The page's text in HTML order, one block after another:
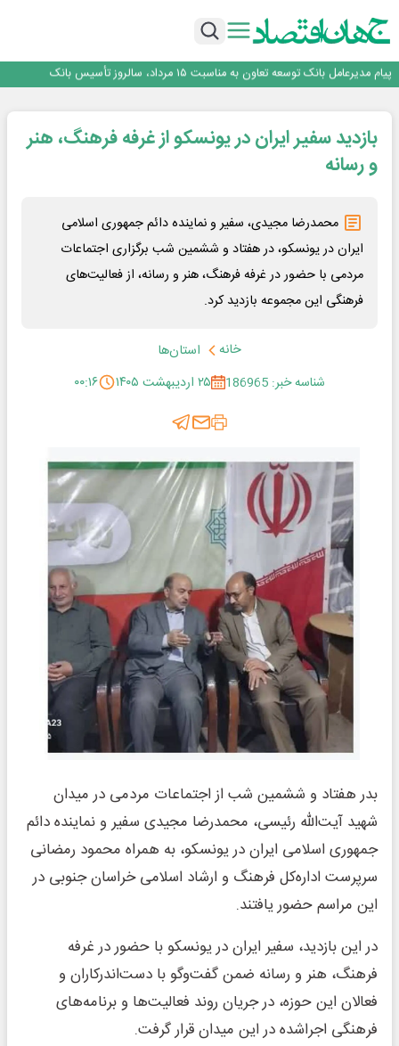
مشتریان
بانک مهر ایران بیش از ۷۰ میلیارد تومان به برنامه‌های مسئولیت اجتماعی اختصاص
پیام مدیرعامل بانک توسعه تعاون به مناسبت ۱۵ مرداد، سالروز تأسیس بانک
اجرای برنامه تحول بانک با تمرکز بر منابع پایدار، درآمدهای کارمزدی و بازسازی اعتماد
مشتریان
بانک مهر ایران بیش از ۷۰ میلیارد تومان به برنامه‌های مسئولیت اجتماعی اختصاص
بازدید سفیر ایران در یونسکو از غرفه فرهنگ، هنر
و رسانه
محمدرضا مجیدی، سفیر و نماینده دائم جمهوری اسلامی
ایران در یونسکو، در هفتاد و ششمین شب برگزاری اجتماعات
مردمی با حضور در غرفه فرهنگ، هنر و رسانه، از فعالیت‌های
فرهنگی این مجموعه بازدید کرد.
خانه
استان‌ها
شناسه خبر: 186965
۲۵ اردیبهشت ۱۴۰۵ ۰۰:۱۶
بدر هفتاد و ششمین شب از اجتماعات مردمی در میدان
شهید آیت‌الله رئیسی، محمدرضا مجیدی سفیر و نماینده دائم
جمهوری اسلامی ایران در یونسکو، به همراه محمود رمضانی
سرپرست اداره‌کل فرهنگ و ارشاد اسلامی خراسان جنوبی در
این مراسم حضور یافتند.
در این بازدید، سفیر ایران در یونسکو با حضور در غرفه
فرهنگ، هنر و رسانه ضمن گفت‌وگو با دست‌اندرکاران و
فعالان این حوزه، در جریان روند فعالیت‌ها و برنامه‌های
فرهنگی اجراشده در این میدان قرار گرفت.